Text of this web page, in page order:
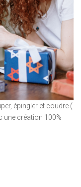
épingler et coudre (
une création 100%